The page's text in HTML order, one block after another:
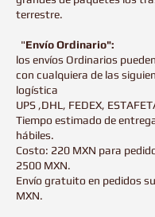
terrestre.
"Envío Ordinario":
los envíos Ordinarios
con cualquiera de las
logística
UPS ,DHL, FEDEX,
Tiempo estimado de
hábiles.
Costo: 220 MXN para
2500 MXN.
Envío gratuito en pedidos
MXN.